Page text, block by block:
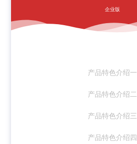
企业版
产品特色介绍一
产品特色介绍二
产品特色介绍三
产品特色介绍四